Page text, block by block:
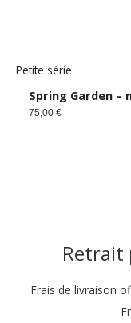
Petite série
Spring Garden –
75,00€
Retrait
Frais de livraison